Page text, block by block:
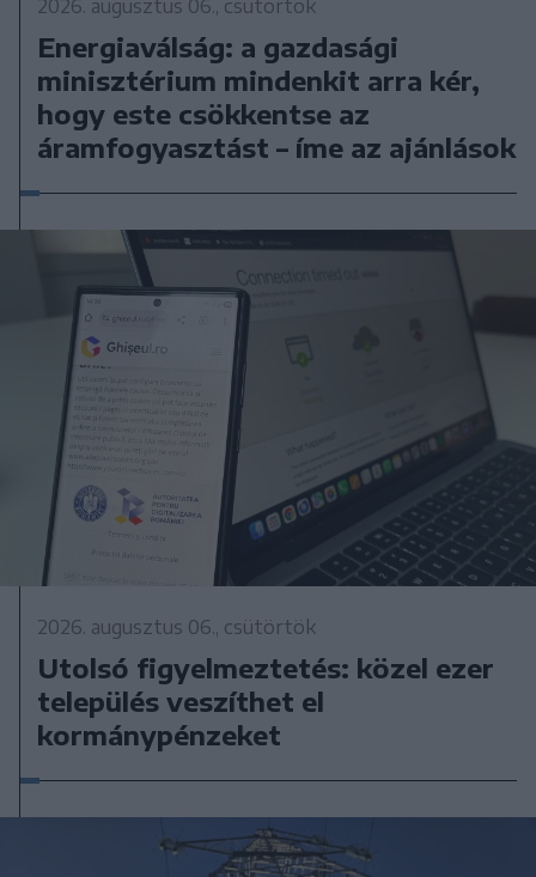
2026. augusztus 06., csütörtök
Energiaválság: a gazdasági
minisztérium mindenkit arra kér,
hogy este csökkentse az
áramfogyasztást – íme az ajánlások
2026. augusztus 06., csütörtök
Utolsó figyelmeztetés: közel ezer
település veszíthet el
kormánypénzeket